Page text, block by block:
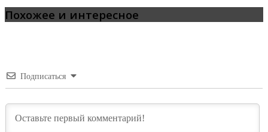
Похожее и интересное
Подписаться